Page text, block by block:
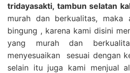
tridayasakti, tambun selatan
murah dan berkualitas,
bingung , karena kami disini
yang murah dan
menyesuaikan sesuai dengan
selain itu juga kami menjual